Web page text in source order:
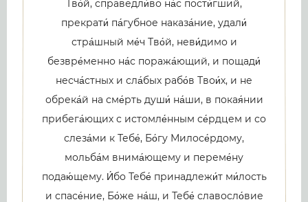
Тво́й, справедли́во на́с пости́гший,
прекрати́ па́губное наказа́ние, удали́
стра́шный ме́ч Тво́й, неви́димо и
безвре́менно на́с поража́ющий, и пощади́
несча́стных и сла́бых рабо́в Твои́х, и не
обрека́й на сме́рть души́ на́ши, в покая́нии
прибега́ющих с истомле́нным се́рдцем и со
слеза́ми к Тебе́, Бо́гу Милосе́рдому,
мольба́м внима́ющему и переме́ну
подаю́щему. И́бо Тебе́ принадлежи́т ми́лость
и спасе́ние, Бо́же на́ш, и Тебе́ славосло́вие